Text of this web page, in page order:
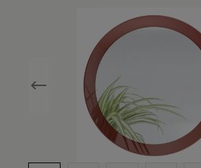
Bildergalerie überspringen